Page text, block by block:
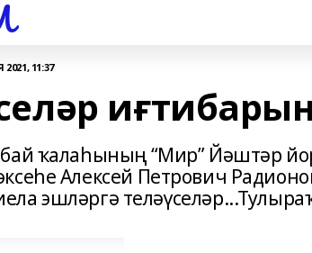
11:37
ҡалаһының “Мир” Йәштәр
Алексей Петрович
эшләргә